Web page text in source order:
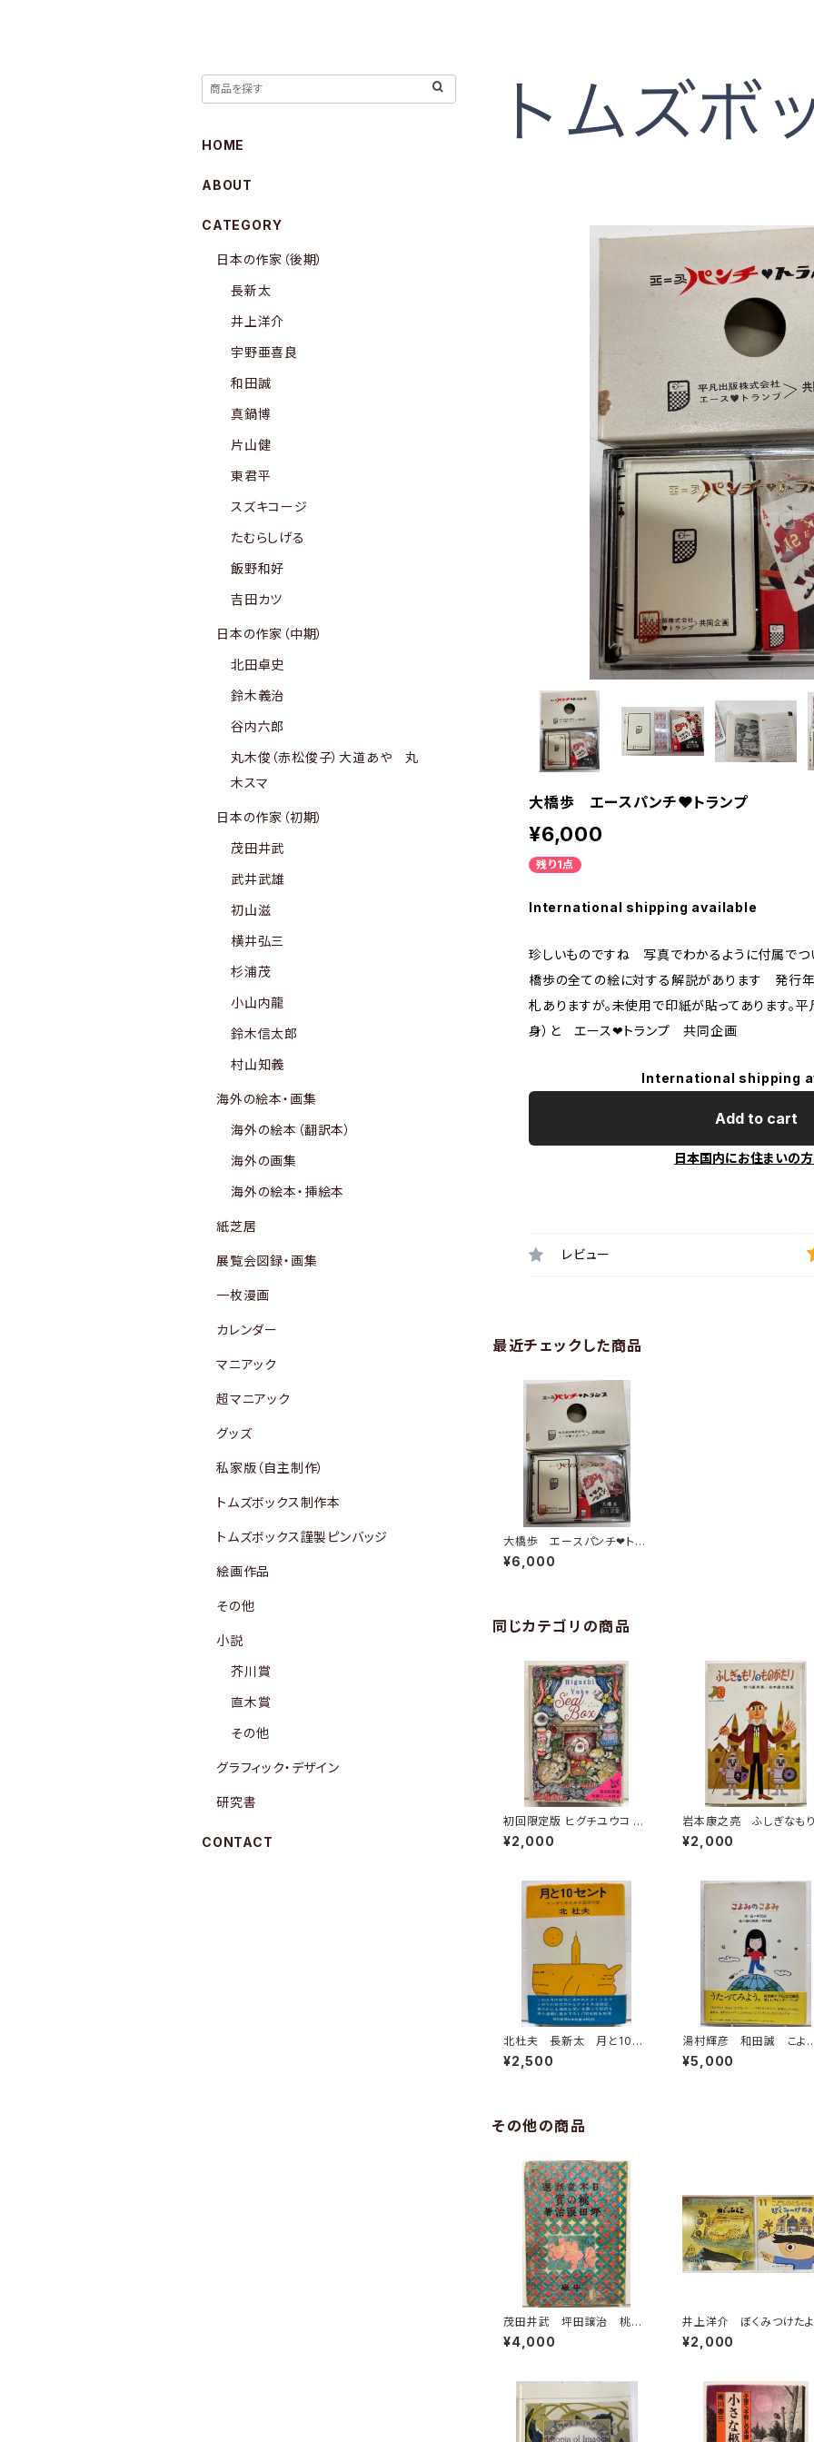
大橋歩 エースパンチ❤︎トランプ
¥6,000
残り1点
International shipping available
珍しいものですね 写真でわかるように付属でつ
橋歩の全ての絵に対する解説があります 発行
札ありますが。未使用で印紙が貼ってあります。
身）と エース❤︎トランプ 共同企画
International shipping
Add to cart
日本国内にお住まいの
レビュー
最近チェックした商品
大橋歩 エースパンチ❤︎トラ
ンプ
¥6,000
同じカテゴリの商品
初回限定版 ヒグチユウコ シ
ール・ボックス サイン入
り 2018年 初版 グラフ
¥2,000
岩本康之亮 ふしぎなも
ものがたり 前川康男 創
作どうわ絵本８ 1966
¥2,000
北杜夫 長新太 月と10セ
ント 1971年 初版 帯
朝日新聞社
¥2,500
湯村輝彦 和田誠 こよ
のこよみ 詞・局 和田誠
977年 初版 帯 すばる
¥5,000
その他の商品
茂田井武 坪田譲治 桃の
實 昭和22年（1947） 東
西社
¥4,000
井上洋介 ぼくみつけた
999年 あじのひらき
年 こどものとも年少版２
¥2,000
HOME
ABOUT
CATEGORY
日本の作家（後期）
長新太
井上洋介
宇野亜喜良
和田誠
真鍋博
片山健
東君平
スズキコージ
たむらしげる
飯野和好
吉田カツ
日本の作家（中期）
北田卓史
鈴木義治
谷内六郎
丸木俊（赤松俊子）大道あや 丸
木スマ
日本の作家（初期）
茂田井武
武井武雄
初山滋
横井弘三
杉浦茂
小山内龍
鈴木信太郎
村山知義
海外の絵本・画集
海外の絵本（翻訳本）
海外の画集
海外の絵本・挿絵本
紙芝居
展覧会図録・画集
一枚漫画
カレンダー
マニアック
超マニアック
グッズ
私家版（自主制作）
トムズボックス制作本
トムズボックス謹製ピンバッジ
絵画作品
その他
小説
芥川賞
直木賞
その他
グラフィック・デザイン
研究書
CONTACT